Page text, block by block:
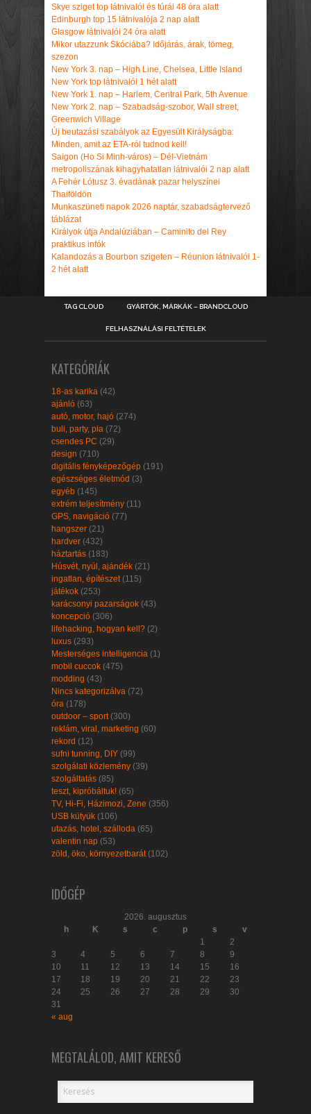
Skye sziget top látnivalói és túrái 48 óra alatt
Edinburgh top 15 látnivalója 2 nap alatt
Glasgow látnivalói 24 óra alatt
Mikor utazzunk Skóciába? Időjárás, árak, tömeg,
szezon
New York 3. nap – High Line, Chelsea, Little Island
New York top látnivalói 1 hét alatt
New York 1. nap – Harlem, Central Park, 5th Avenue
New York 2. nap – Szabadság-szobor, Wall street,
Greenwich Village
Új beutazási szabályok az Egyesült Királyságba:
Minden, amit az ETA-ról tudnod kell!
Saigon (Ho Si Minh-város) – Dél-Vietnám
metropoliszának kihagyhatatlan látnivalói 2 nap alatt
A Fehér Lótusz 3. évadának pazar helyszínei
Thaiföldön
Munkaszüneti napok 2026 naptár, szabadságtervező
táblázat
Királyok útja Andalúziában – Caminito del Rey
praktikus infók
Kalandozás a Bourbon szigeten – Réunion látnivalói 1-
2 hét alatt
TAG CLOUD GYÁRTÓK, MÁRKÁK – BRANDCLOUD
FELHASZNÁLÁSI FELTÉTELEK
KATEGÓRIÁK
18-as karika (42)
ajánló (63)
autó, motor, hajó (274)
buli, party, pia (72)
csendes PC (29)
design (710)
digitális fényképezőgép (191)
egészséges életmód (3)
egyéb (145)
extrém teljesítmény (11)
GPS, navigáció (77)
hangszer (21)
hardver (432)
háztartás (183)
Húsvét, nyúl, ajándék (21)
ingatlan, építészet (115)
játékok (253)
karácsonyi pazarságok (43)
koncepció (306)
lifehacking, hogyan kell? (2)
luxus (293)
Mesterséges intelligencia (1)
mobil cuccok (475)
modding (43)
Nincs kategorizálva (72)
óra (178)
outdoor – sport (300)
reklám, viral, marketing (60)
rekord (12)
sufni tunning, DIY (99)
szolgálati közlemény (39)
szolgáltatás (85)
teszt, kipróbáltuk! (65)
TV, Hi-Fi, Házimozi, Zene (356)
USB kütyük (106)
utazás, hotel, szálloda (65)
valentin nap (53)
zöld, öko, környezetbarát (102)
IDŐGÉP
2026. augusztus
h
K s c p s
v
1
2
3
4 5 6 7 8
9
10
11 12 13 14 15
16
17
18 19 20 21 22
23
24
25 26 27 28 29
30
31
« aug
MEGTALÁLOD, AMIT KERESŐ